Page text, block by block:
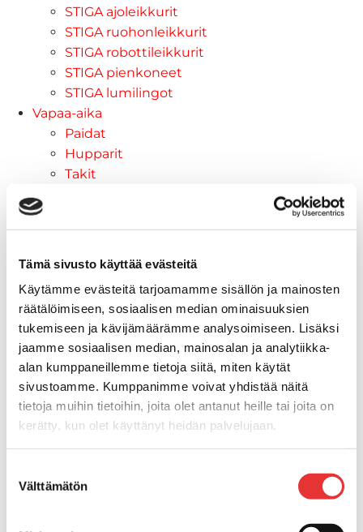
Tämä sivusto käyttää evästeitä
Käytämme evästeitä tarjoamamme sisällön ja mainosten
räätälöimiseen, sosiaalisen median ominaisuuksien
tukemiseen ja kävijämäärämme analysoimiseen. Lisäksi
jaamme sosiaalisen median, mainosalan ja analytiikka-
alan kumppaneillemme tietoja siitä, miten käytät
sivustoamme. Kumppanimme voivat yhdistää näitä
tietoja muihin tietoihin, joita olet antanut heille tai joita on
kerätty, kun olet käyttänyt heidän palvelujaan.
valinta
Välttämätön
STIGA ajoleikkurit
STIGA ruohonleikkurit
STIGA robottileikkurit
STIGA pienkoneet
STIGA lumilingot
Vapaa-aika
Paidat
Hupparit
Takit
Tarjoukset
Lahjakortti
Maritim venetarvikkeet
Kansihelat
Listat ja kansikatteet
Törmäyslista
Reuna- ja ikkunalistat
Alumiinilistat
Kansikate
Venevarusteet